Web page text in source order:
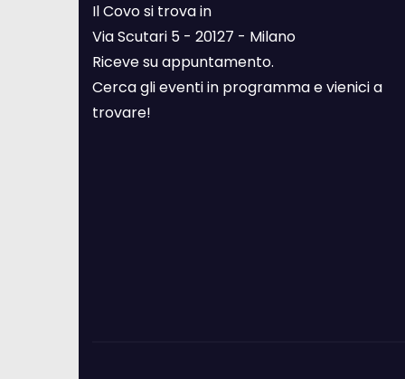
Il Covo si trova in
Via Scutari 5 - 20127 - Milano
Riceve su appuntamento.
Cerca gli eventi in programma e vienici a
trovare!